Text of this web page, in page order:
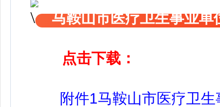
马鞍山市医疗卫生事业单
点击下载：
附件1马鞍山市医疗卫生